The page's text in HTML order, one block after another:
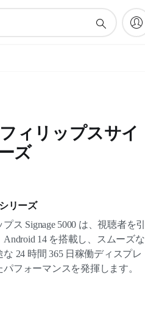
ィリップスサイ
ズ
リーズ
ス Signage 5000 は、視聴者を引
14 を搭載し、スムーズな
24 時間 365 日稼働ディスプレ
フォーマンスを発揮します。